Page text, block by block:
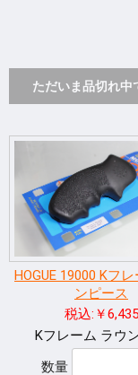
ただいま品切れ中
HOGUE 19000 Kフ
ンピース
税込:￥6,435
Kフレーム ラウ
数量